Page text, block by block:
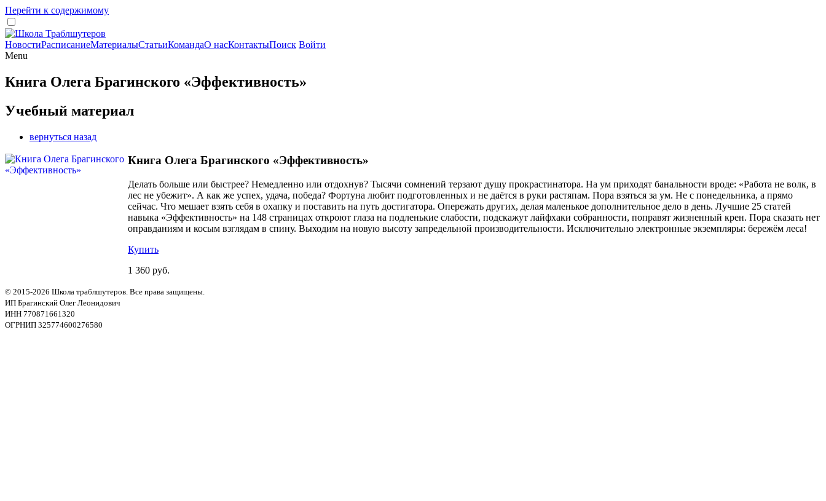
Перейти к содержимому
НовостиРасписаниеМатериалыСтатьиКомандаО насКонтактыПоиск Войти
Menu
Книга Олега Брагинского «Эффективность»
Учебный материал
вернуться назад
Книга Олега Брагинского «Эффективность»
Делать больше или быстрее? Немедленно или отдохнув? Тысячи сомнений терзают душу прокрастинатора. На ум приходят банальности вроде: «Работа не волк, в
лес не убежит». А как же успех, удача, победа? Фортуна любит подготовленных и не даётся в руки растяпам. Пора взяться за ум. Не с понедельника, а прямо
сейчас. Что мешает взять себя в охапку и поставить на путь достигатора. Опережать других, делая маленькое дополнительное дело в день. Лучшие 25 статей
навыка «Эффективность» на 148 страницах откроют глаза на подленькие слабости, подскажут лайфхаки собранности, поправят жизненный крен. Пора сказать нет
оправданиям и косым взглядам в спину. Выходим на новую высоту запредельной производительности. Исключительно электронные экземпляры: бережём леса!
Купить
1 360 руб.
© 2015-2026 Школа траблшутеров. Все права защищены.
ИП Брагинский Олег Леонидович
ИНН 770871661320
ОГРНИП 325774600276580